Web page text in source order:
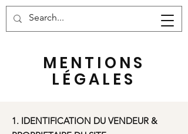
MENTIONS
LÉGALES
1. IDENTIFICATION DU VENDEUR &